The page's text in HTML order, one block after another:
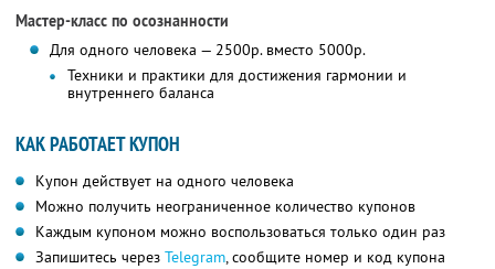
Мастер-класс по осознанности
Для одного человека — 2500р. вместо 5000р.
Техники и практики для достижения гармонии и
внутреннего баланса
КАК РАБОТАЕТ КУПОН
Купон действует на одного человека
Можно получить неограниченное количество купонов
Каждым купоном можно воспользоваться только один раз
Запишитесь через Telegram, сообщите номер и код купона